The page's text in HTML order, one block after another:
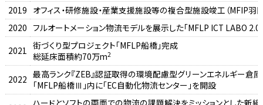
2019 オフィス・研修施設・産業支援施設等の複合型施設竣工（MFIP羽
2020 フルオートメーション物流モデルを展示した「MFLP ICT LABO 2.0
2021 街づくり型プロジェクト「MFLP船橋」完成
総延床面積約70万m2
2022 最高ランク『ZEB』認証取得の環境配慮型グリーンエネルギー倉
「MFLP船橋Ⅲ」内に「EC自動化物流センター」を開設